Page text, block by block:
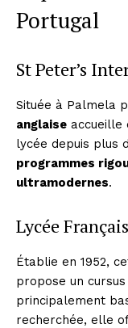
Portugal
St Peter’s
Située à Palmela
anglaise accueille
lycée depuis plus
programmes
ultramodernes.
Lycée
Établie en 1952,
propose un
principalement
recherchée, elle